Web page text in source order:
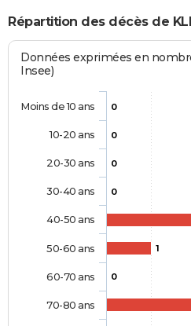
Répartition des décès de
Données exprimées en
Insee)
0
0
0
0
1
0
Moins de 10 ans
10-20 ans
20-30 ans
30-40 ans
40-50 ans
50-60 ans
60-70 ans
70-80 ans